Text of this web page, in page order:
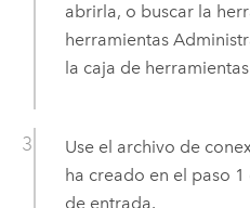
abrirla, o buscar la
herramientas
la caja de
Use el archivo de
ha creado en el paso
de entrada.